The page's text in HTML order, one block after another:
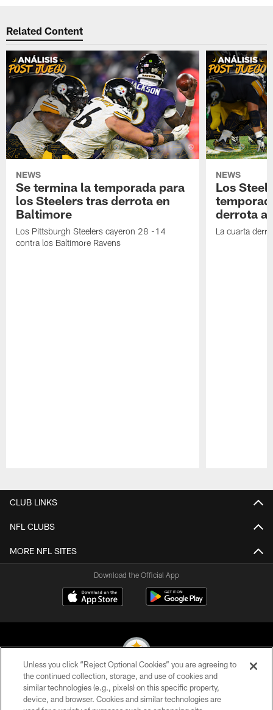
Related Content
NEWS
Se termina la temporada para
los Steelers tras derrota en
Baltimore
Los Pittsburgh Steelers cayeron 28 -14
contra los Baltimore Ravens
NEWS
Los
derrota
La cuarta
CLUB LINKS
NFL CLUBS
MORE NFL SITES
Download the Official App
© 2026 Pittsburgh Steelers. All Rights Reserved
Unless you click “Reject Optional Cookies” you are agreeing to
the continued collection, storage, and use of cookies and
similar technologies (e.g., pixels) on this specific property,
device, and browser. Cookies and similar technologies are